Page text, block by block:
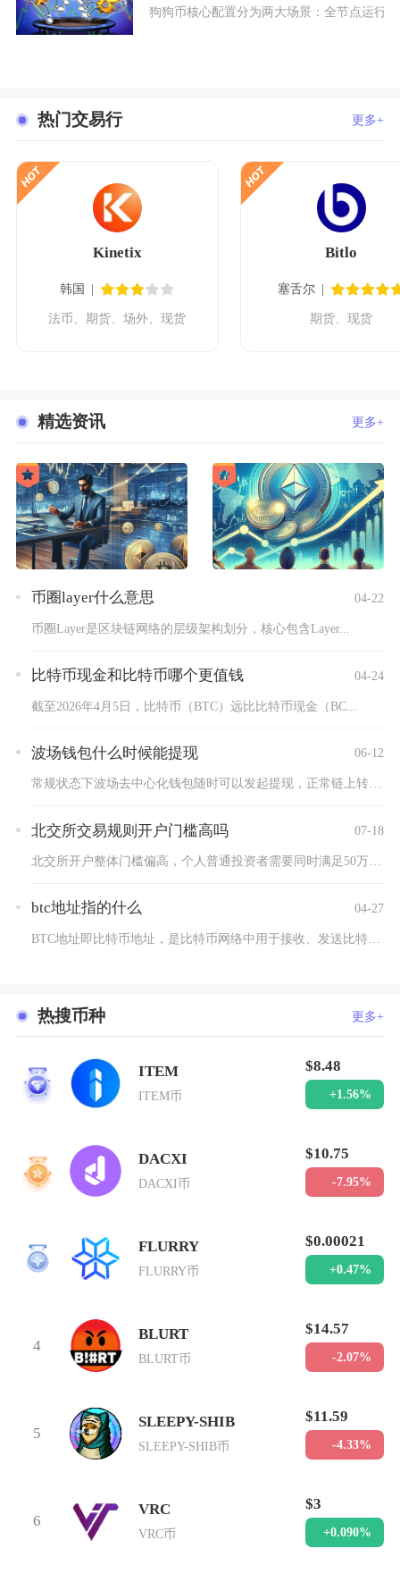
狗狗币核心配置分为两大场景：全节点运行
热门交易行 更多+
Kinetix
韩国
法币、期货、场外、现货
Bitlo
塞舌尔
期货、现货
精选资讯 更多+
币圈layer什么意思 04-22
币圈Layer是区块链网络的层级架构划分，核心包含Layer...
比特币现金和比特币哪个更值钱 04-24
截至2026年4月5日，比特币（BTC）远比比特币现金（BC...
波场钱包什么时候能提现 06-12
常规状态下波场去中心化钱包随时可以发起提现，正常链上转账1-...
北交所交易规则开户门槛高吗 07-18
btc地址指的什么 04-27
BTC地址即比特币地址，是比特币网络中用于接收、发送比特币的...
热搜币种 更多+
1
ITEM
ITEM币
$8.48
+1.56%
2
DACXI
DACXI币
$10.75
-7.95%
3
FLURRY
FLURRY币
$0.00021
+0.47%
4
BLURT
BLURT币
$14.57
-2.07%
5
SLEEPY-SHIB
SLEEPY-SHIB币
$11.59
-4.33%
6
VRC
VRC币
$3
+0.090%